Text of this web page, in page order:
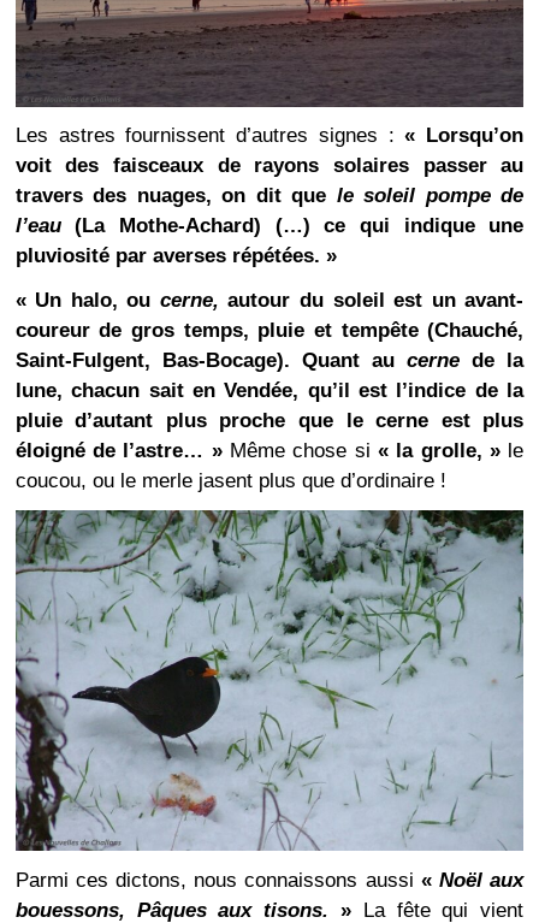
Les astres fournissent d’autres signes :« Lorsqu’on
voit des faisceaux de rayons solaires passer au
travers des nuages, on dit que le soleil pompe de
l’eau(La Mothe-Achard) (…) ce qui indique une
pluviosité par averses répétées. »
« Un halo, ou cerne, autour du soleil est un avant-
coureur de gros temps, pluie et tempête (Chauché,
Saint-Fulgent, Bas-Bocage). Quant aucerne de la
lune, chacun sait en Vendée, qu’il est l’indice de la
pluie d’autant plus proche que le cerne est plus
éloigné de l’astre… »Même chose si « la grolle, »le
coucou, ou le merle jasent plus que d’ordinaire !
Parmi ces dictons, nous connaissons aussi «Noël aux
bouessons, Pâques aux tisons. » La fête qui vient